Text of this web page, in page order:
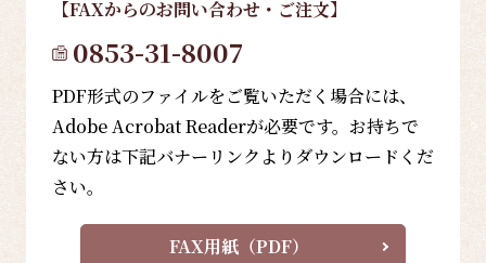
【FAXからのお問い合わせ・ご注文】
0853-31-8007
PDF形式のファイルをご覧いただく場合には、
Adobe Acrobat Readerが必要です。お持ちで
ない方は下記バナーリンクよりダウンロードくだ
さい。
FAX用紙（PDF）